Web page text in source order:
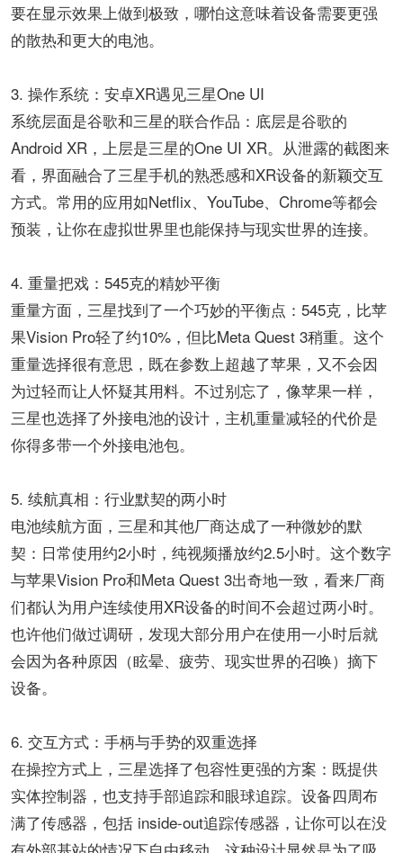
要在显示效果上做到极致，哪怕这意味着设备需要更强
的散热和更大的电池。
3. 操作系统：安卓XR遇见三星One UI​​
系统层面是谷歌和三星的联合作品：底层是谷歌的
Android XR，上层是三星的One UI XR。从泄露的截图来
看，界面融合了三星手机的熟悉感和XR设备的新颖交互
方式。常用的应用如Netflix、YouTube、Chrome等都会
预装，让你在虚拟世界里也能保持与现实世界的连接。
​​4. 重量把戏：545克的精妙平衡​​
重量方面，三星找到了一个巧妙的平衡点：545克，比苹
果Vision Pro轻了约10%，但比Meta Quest 3稍重。这个
重量选择很有意思，既在参数上超越了苹果，又不会因
为过轻而让人怀疑其用料。不过别忘了，像苹果一样，
三星也选择了外接电池的设计，主机重量减轻的代价是
你得多带一个外接电池包。
5. 续航真相：行业默契的两小时​​
电池续航方面，三星和其他厂商达成了一种微妙的默
契：日常使用约2小时，纯视频播放约2.5小时。这个数字
与苹果Vision Pro和Meta Quest 3出奇地一致，看来厂商
们都认为用户连续使用XR设备的时间不会超过两小时。
也许他们做过调研，发现大部分用户在使用一小时后就
会因为各种原因（眩晕、疲劳、现实世界的召唤）摘下
设备。
​​6. 交互方式：手柄与手势的双重选择​​
在操控方式上，三星选择了包容性更强的方案：既提供
实体控制器，也支持手部追踪和眼球追踪。设备四周布
满了传感器，包括 inside-out追踪传感器，让你可以在没